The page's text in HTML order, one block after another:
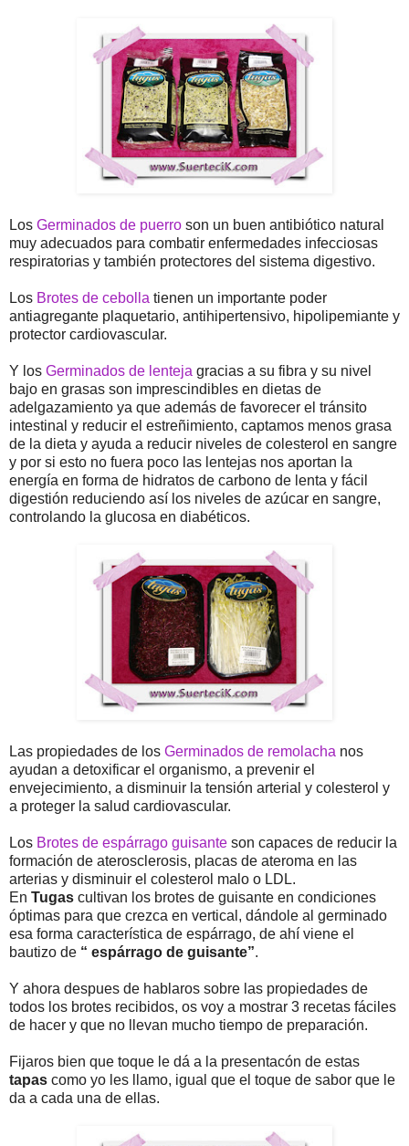
Los Germinados de puerro son un buen antibiótico natural
muy adecuados para combatir enfermedades infecciosas
respiratorias y también protectores del sistema digestivo.
Los Brotes de cebolla tienen un importante poder
antiagregante plaquetario, antihipertensivo, hipolipemiante y
protector cardiovascular.
Y los Germinados de lenteja gracias a su fibra y su nivel
bajo en grasas son imprescindibles en dietas de
adelgazamiento ya que además de favorecer el tránsito
intestinal y reducir el estreñimiento, captamos menos grasa
de la dieta y ayuda a reducir niveles de colesterol en sangre
y por si esto no fuera poco las lentejas nos aportan la
energía en forma de hidratos de carbono de lenta y fácil
digestión reduciendo así los niveles de azúcar en sangre,
controlando la glucosa en diabéticos.
Las propiedades de los Germinados de remolacha nos
ayudan a detoxificar el organismo, a prevenir el
envejecimiento, a disminuir la tensión arterial y colesterol y
a proteger la salud cardiovascular.
Los Brotes de espárrago guisante son capaces de reducir la
formación de aterosclerosis, placas de ateroma en las
arterias y disminuir el colesterol malo o LDL.
En Tugas cultivan los brotes de guisante en condiciones
óptimas para que crezca en vertical, dándole al germinado
esa forma característica de espárrago, de ahí viene el
bautizo de “ espárrago de guisante”.
Y ahora despues de hablaros sobre las propiedades de
todos los brotes recibidos, os voy a mostrar 3 recetas fáciles
de hacer y que no llevan mucho tiempo de preparación.
Fijaros bien que toque le dá a la presentacón de estas
tapas como yo les llamo, igual que el toque de sabor que le
da a cada una de ellas.